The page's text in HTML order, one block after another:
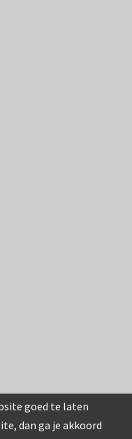
goed te laten
dan ga je akkoord